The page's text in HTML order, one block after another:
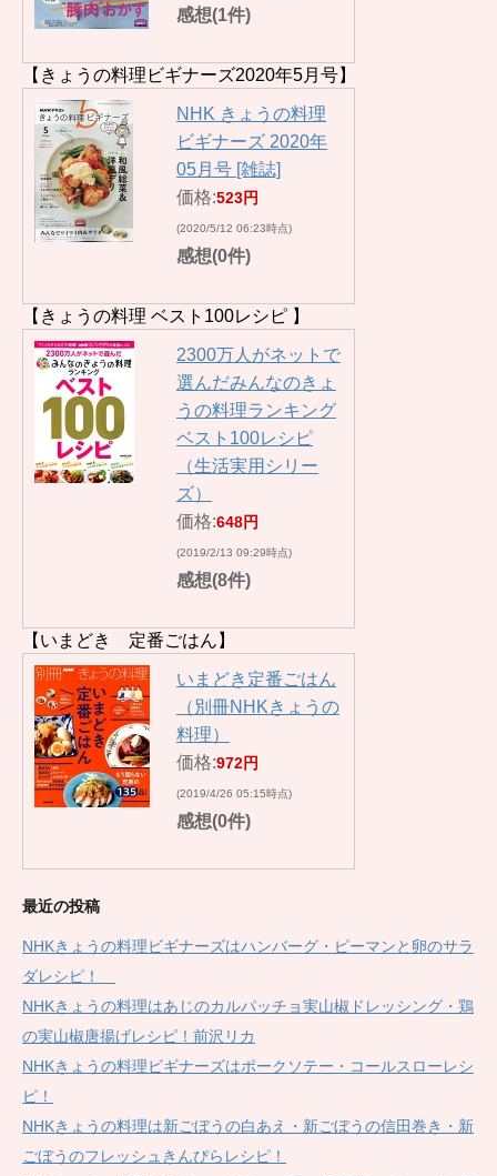
感想(1件)
【きょうの料理ビギナーズ2020年5月号】
NHK きょうの料理
ビギナーズ 2020年
05月号 [雑誌]
価格:523円
(2020/5/12 06:23時点)
感想(0件)
【きょうの料理 ベスト100レシピ 】
2300万人がネットで
選んだみんなのきょ
うの料理ランキング
ベスト100レシピ
（生活実用シリー
ズ）
価格:648円
(2019/2/13 09:29時点)
感想(8件)
【いまどき 定番ごはん】
いまどき定番ごはん
（別冊NHKきょうの
料理）
価格:972円
(2019/4/26 05:15時点)
感想(0件)
最近の投稿
NHKきょうの料理ビギナーズはハンバーグ・ピーマンと卵のサラ
ダレシピ！
NHKきょうの料理はあじのカルパッチョ実山椒ドレッシング・鶏
の実山椒唐揚げレシピ！前沢リカ
NHKきょうの料理ビギナーズはポークソテー・コールスローレシ
ピ！
NHKきょうの料理は新ごぼうの白あえ・新ごぼうの信田巻き・新
ごぼうのフレッシュきんぴらレシピ！